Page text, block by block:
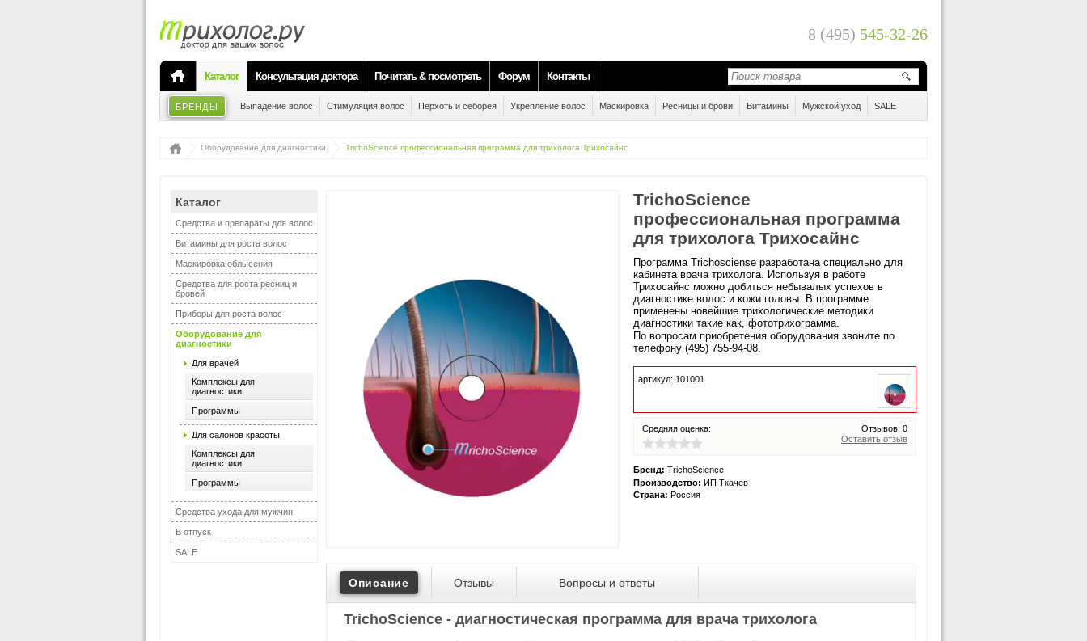
8 (495) 545-32-26
Каталог Консультация доктора Почитать & посмотреть Форум Контакты
БРЕНДЫ Выпадение волос Стимуляция волос Перхоть и себорея Укрепление волос Маскировка Ресницы и брови Витамины Мужской уход SALE
Оборудование для диагностики TrichoScience профессиональная программа для трихолога Трихосайнс
Каталог
Средства и препараты для волос
Витамины для роста волос
Маскировка облысения
Средства для роста ресниц и
бровей
Приборы для роста волос
Оборудование для
диагностики
Для врачей
Комплексы для
диагностики
Программы
Для салонов красоты
Комплексы для
диагностики
Программы
Средства ухода для мужчин
В отпуск
SALE
TrichoScience
профессиональная программа
для трихолога Трихосайнс
Программа Trichosciense разработана специально для
кабинета врача трихолога. Используя в работе
Трихосайнс можно добиться небывалых успехов в
диагностике волос и кожи головы. В программе
применены новейшие трихологические методики
диагностики такие как, фототрихограмма.
По вопросам приобретения оборудования звоните по
телефону (495) 755-94-08.
артикул: 101001
Отзывов: 0
Оставить отзыв
Средняя оценка:
Бренд: TrichoScience
Производство: ИП Ткачев
Страна: Россия
Описание Отзывы Вопросы и ответы
TrichoScience - диагностическая программа для врача трихолога